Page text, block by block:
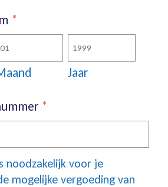
*
Jaar
*
noodzakelijk voor je
mogelijke vergoeding van